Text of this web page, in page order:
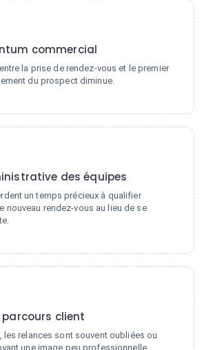
commercial
la prise de rendez-vous et le premier
du prospect diminue.
des équipes
un temps précieux à qualifier
nouveau rendez-vous au lieu de se
client
les relances sont souvent oubliées ou
une image peu professionnelle.